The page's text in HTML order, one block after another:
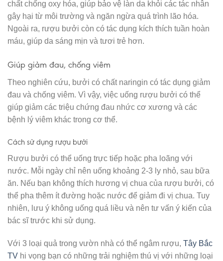
chất chống oxy hóa, giúp bảo vệ làn da khỏi các tác nhân
gây hại từ môi trường và ngăn ngừa quá trình lão hóa.
Ngoài ra, rượu bưởi còn có tác dụng kích thích tuần hoàn
máu, giúp da sáng mịn và tươi trẻ hơn.
Giúp giảm đau, chống viêm
Theo nghiên cứu, bưởi có chất naringin có tác dụng giảm
đau và chống viêm. Vì vậy, việc uống rượu bưởi có thể
giúp giảm các triệu chứng đau nhức cơ xương và các
bệnh lý viêm khác trong cơ thể.
Cách sử dụng rượu bưởi
Rượu bưởi có thể uống trực tiếp hoặc pha loãng với
nước. Mỗi ngày chỉ nên uống khoảng 2-3 ly nhỏ, sau bữa
ăn. Nếu bạn không thích hương vị chua của rượu bưởi, có
thể pha thêm ít đường hoặc nước để giảm đi vị chua. Tuy
nhiên, lưu ý không uống quá liều và nên tư vấn ý kiến của
bác sĩ trước khi sử dụng.
Với 3 loại quả trong vườn nhà có thể ngâm rượu, Tây Bắc
TV hi vọng bạn có những trải nghiệm thú vị với những loại